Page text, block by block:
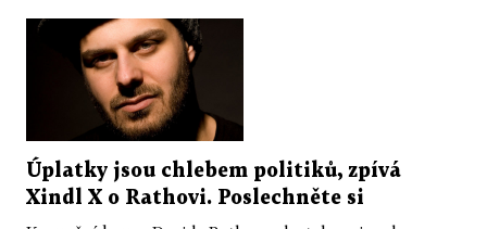
Úplatky jsou chlebem politiků, zpívá
Xindl X o Rathovi. Poslechněte si